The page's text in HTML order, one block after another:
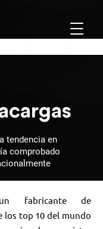
tendencia en
comprobado
fabricante de
los top 10 del mundo